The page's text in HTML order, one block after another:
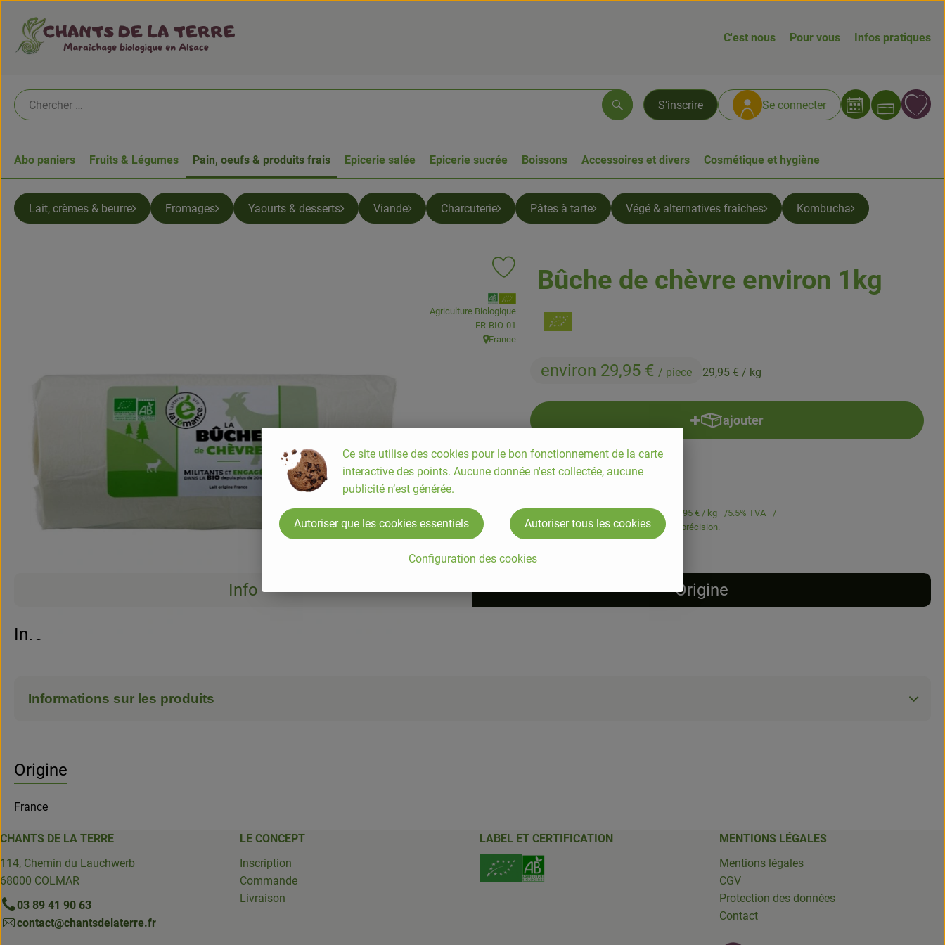
C'est nous Pour vous Infos pratiques
S’inscrire Se connecter
Rechercher
Abo paniers Fruits & Légumes Pain, oeufs & produits frais Epicerie salée Epicerie sucrée Boissons Accessoires et divers Cosmétique et hygiène
Lait, crèmes & beurre Fromages Yaourts & desserts Viande Charcuterie Pâtes à tarte Végé & alternatives fraîches Kombucha
Bûche de chèvre environ 1kg
environ 29,95 € / piece 29,95 € / kg
Ajouter le produit aux favoris
, Association:
Agriculture Biologique
, Autorité de contrôle:
FR-BIO-01
, Origine:
France
ajouter
Ajouter le produit au panier
piece
/ piece 29,95 € / kg
5.5% TVA
Prix indicatif,Cet article est pesé avec précision.
Info Origine
Info
Informations sur les produits
Origine
France
CHANTS DE LA TERRE
114, Chemin du Lauchwerb
68000 COLMAR
03 89 41 90 63
contact@chantsdelaterre.fr
LE CONCEPT
Inscription
Commande
Livraison
LABEL ET CERTIFICATION
MENTIONS LÉGALES
Mentions légales
CGV
Protection des données
Contact
Ce site utilise des cookies pour le bon fonctionnement de la carte
interactive des points. Aucune donnée n'est collectée, aucune
publicité n’est générée.
Configuration des cookies
Autoriser que les cookies essentiels Autoriser tous les cookies